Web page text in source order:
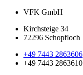
VFK GmbH
Kirchsteige 34
72296 Schopfloch
+49 7443 2863606
+49 7443 2863610